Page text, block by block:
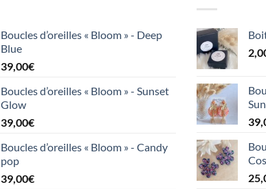
Boucles d’oreilles « Bloom » - Deep
Blue
39,00€
Boucles d’oreilles « Bloom » - Sunset
Glow
39,00€
Boucles d’oreilles « Bloom » - Candy
pop
39,00€